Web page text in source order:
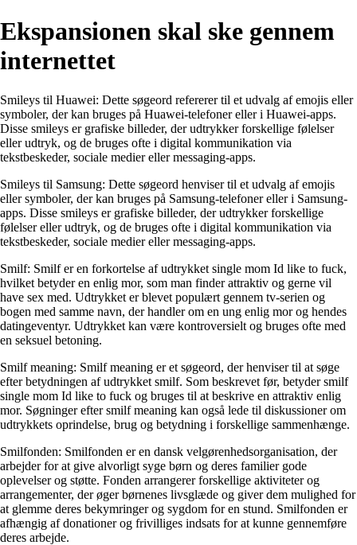
Ekspansionen skal ske gennem
internettet
Smileys til Huawei: Dette søgeord refererer til et udvalg af emojis eller
symboler, der kan bruges på Huawei-telefoner eller i Huawei-apps.
Disse smileys er grafiske billeder, der udtrykker forskellige følelser
eller udtryk, og de bruges ofte i digital kommunikation via
tekstbeskeder, sociale medier eller messaging-apps.
Smileys til Samsung: Dette søgeord henviser til et udvalg af emojis
eller symboler, der kan bruges på Samsung-telefoner eller i Samsung-
apps. Disse smileys er grafiske billeder, der udtrykker forskellige
følelser eller udtryk, og de bruges ofte i digital kommunikation via
tekstbeskeder, sociale medier eller messaging-apps.
Smilf: Smilf er en forkortelse af udtrykket single mom Id like to fuck,
hvilket betyder en enlig mor, som man finder attraktiv og gerne vil
have sex med. Udtrykket er blevet populært gennem tv-serien og
bogen med samme navn, der handler om en ung enlig mor og hendes
datingeventyr. Udtrykket kan være kontroversielt og bruges ofte med
en seksuel betoning.
Smilf meaning: Smilf meaning er et søgeord, der henviser til at søge
efter betydningen af udtrykket smilf. Som beskrevet før, betyder smilf
single mom Id like to fuck og bruges til at beskrive en attraktiv enlig
mor. Søgninger efter smilf meaning kan også lede til diskussioner om
udtrykkets oprindelse, brug og betydning i forskellige sammenhænge.
Smilfonden: Smilfonden er en dansk velgørenhedsorganisation, der
arbejder for at give alvorligt syge børn og deres familier gode
oplevelser og støtte. Fonden arrangerer forskellige aktiviteter og
arrangementer, der øger børnenes livsglæde og giver dem mulighed for
at glemme deres bekymringer og sygdom for en stund. Smilfonden er
afhængig af donationer og frivilliges indsats for at kunne gennemføre
deres arbejde.